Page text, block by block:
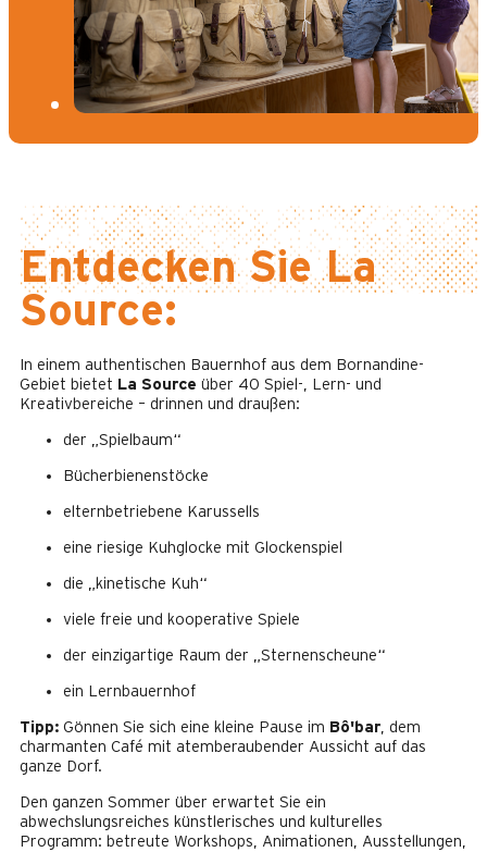
Entdecken Sie La
Source:
In einem authentischen Bauernhof aus dem Bornandine-
Gebiet bietet La Source über 40 Spiel-, Lern- und
Kreativbereiche – drinnen und draußen:
der „Spielbaum“
Bücherbienenstöcke
elternbetriebene Karussells
eine riesige Kuhglocke mit Glockenspiel
die „kinetische Kuh“
viele freie und kooperative Spiele
der einzigartige Raum der „Sternenscheune“
ein Lernbauernhof
Tipp: Gönnen Sie sich eine kleine Pause im Bô'bar, dem
charmanten Café mit atemberaubender Aussicht auf das
ganze Dorf.
Den ganzen Sommer über erwartet Sie ein
abwechslungsreiches künstlerisches und kulturelles
Programm: betreute Workshops, Animationen, Ausstellungen,